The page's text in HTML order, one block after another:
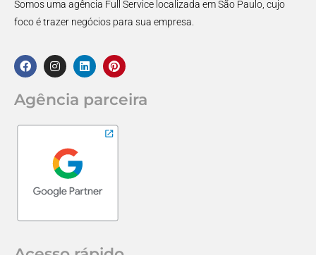
Somos uma agência Full Service localizada em São Paulo, cujo
foco é trazer negócios para sua empresa.
Agência parceira